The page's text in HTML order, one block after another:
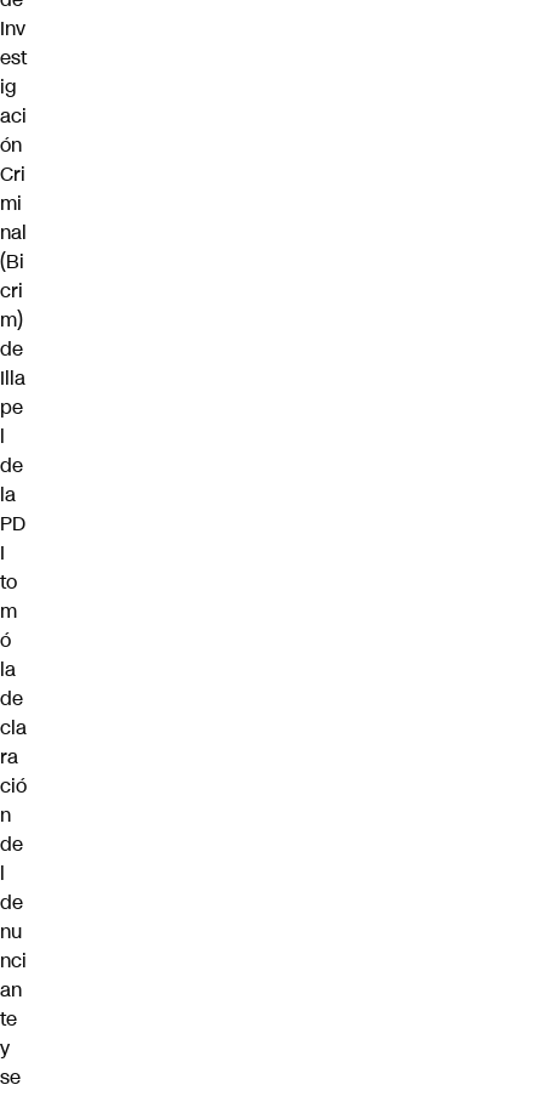
Inv
est
ig
aci
ón
Cri
mi
nal
(Bi
cri
m)
de
Illa
pe
l
de
la
PD
I
to
m
ó
la
de
cla
ra
ció
n
de
l
de
nu
nci
an
te
y
se